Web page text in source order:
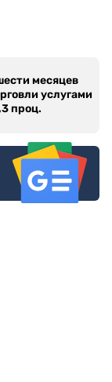
месяцев
услугами
проц.